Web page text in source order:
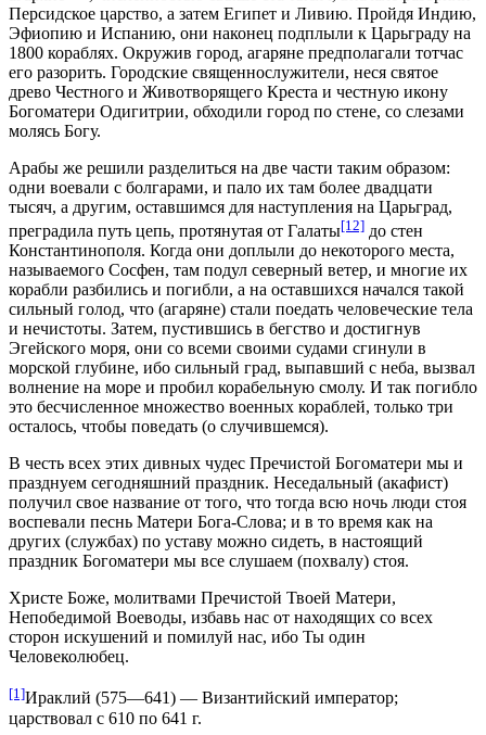
Персидское царство, а затем Египет и Ливию. Пройдя Индию,
Эфиопию и Испанию, они наконец подплыли к Царьграду на
1800 кораблях. Окружив город, агаряне предполагали тотчас
его разорить. Городские священнослужители, неся святое
древо Честного и Животворящего Креста и честную икону
Богоматери Одигитрии, обходили город по стене, со слезами
молясь Богу.
Арабы же решили разделиться на две части таким образом:
одни воевали с болгарами, и пало их там более двадцати
тысяч, а другим, оставшимся для наступления на Царьград,
преградила путь цепь, протянутая от Галаты[12] до стен
Константинополя. Когда они доплыли до некоторого места,
называемого Сосфен, там подул северный ветер, и многие их
корабли разбились и погибли, а на оставшихся начался такой
сильный голод, что (агаряне) стали поедать человеческие тела
и нечистоты. Затем, пустившись в бегство и достигнув
Эгейского моря, они со всеми своими судами сгинули в
морской глубине, ибо сильный град, выпавший с неба, вызвал
волнение на море и пробил корабельную смолу. И так погибло
это бесчисленное множество военных кораблей, только три
осталось, чтобы поведать (о случившемся).
В честь всех этих дивных чудес Пречистой Богоматери мы и
празднуем сегодняшний праздник. Неседальный (акафист)
получил свое название от того, что тогда всю ночь люди стоя
воспевали песнь Матери Бога-Слова; и в то время как на
других (службах) по уставу можно сидеть, в настоящий
праздник Богоматери мы все слушаем (похвалу) стоя.
Христе Боже, молитвами Пречистой Твоей Матери,
Непобедимой Воеводы, избавь нас от находящих со всех
сторон искушений и помилуй нас, ибо Ты один
Человеколюбец.
[1]Ираклий (575—641) — Византийский император;
царствовал с 610 по 641 г.